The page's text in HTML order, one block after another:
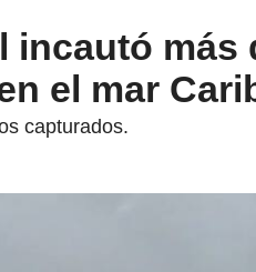
incautó más
el mar
capturados.